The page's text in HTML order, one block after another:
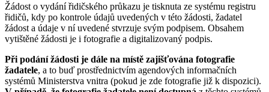
Žádost o vydání řidičského průkazu je tisknuta ze systému registru
řidičů, kdy po kontrole údajů uvedených v této žádosti, žadatel
žádost a údaje v ní uvedené stvrzuje svým podpisem. Obsahem
vytištěné žádosti je i fotografie a digitalizovaný podpis.
Při podání žádosti je dále na místě zajišťována fotografie
žadatele, a to buď prostřednictvím agendových informačních
systémů Ministerstva vnitra (pokud je zde fotografie již k dispozici).